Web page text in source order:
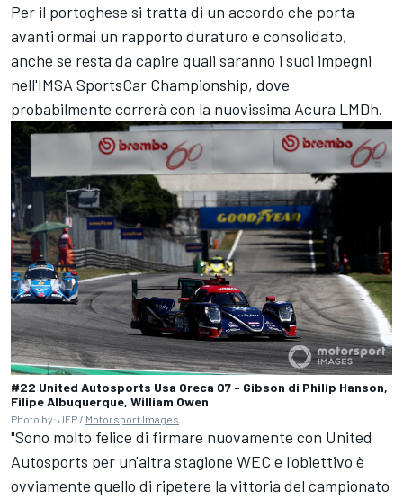
Per il portoghese si tratta di un accordo che porta
avanti ormai un rapporto duraturo e consolidato,
anche se resta da capire quali saranno i suoi impegni
nell'IMSA SportsCar Championship, dove
probabilmente correrà con la nuovissima Acura LMDh.
#22 United Autosports Usa Oreca 07 - Gibson di Philip Hanson,
Filipe Albuquerque, William Owen
Photo by: JEP / Motorsport Images
"Sono molto felice di firmare nuovamente con United
Autosports per un'altra stagione WEC e l'obiettivo è
ovviamente quello di ripetere la vittoria del campionato